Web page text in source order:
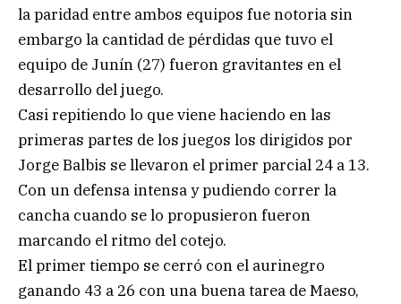
la paridad entre ambos equipos fue notoria sin
embargo la cantidad de pérdidas que tuvo el
equipo de Junín (27) fueron gravitantes en el
desarrollo del juego.
Casi repitiendo lo que viene haciendo en las
primeras partes de los juegos los dirigidos por
Jorge Balbis se llevaron el primer parcial 24 a 13.
Con un defensa intensa y pudiendo correr la
cancha cuando se lo propusieron fueron
marcando el ritmo del cotejo.
El primer tiempo se cerró con el aurinegro
ganando 43 a 26 con una buena tarea de Maeso,